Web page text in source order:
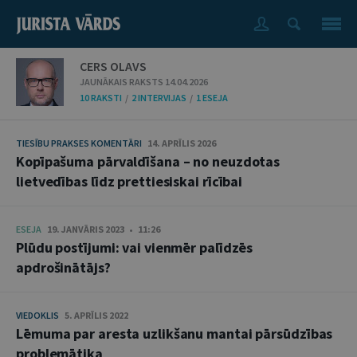
CERS OLAVS
JAUNĀKAIS RAKSTS 14.04.2026
10 RAKSTI / 2 INTERVIJAS / 1 ESEJA
TIESĪBU PRAKSES KOMENTĀRI 14. APRĪLIS 2026
Kopīpašuma pārvaldīšana – no neuzdotas
lietvedības līdz prettiesiskai rīcībai
ESEJA 19. JANVĀRIS 2023 • 11:26
Plūdu postījumi: vai vienmēr palīdzēs
apdrošinātājs?
VIEDOKLIS 5. APRĪLIS 2022
Lēmuma par aresta uzlikšanu mantai pārsūdzības